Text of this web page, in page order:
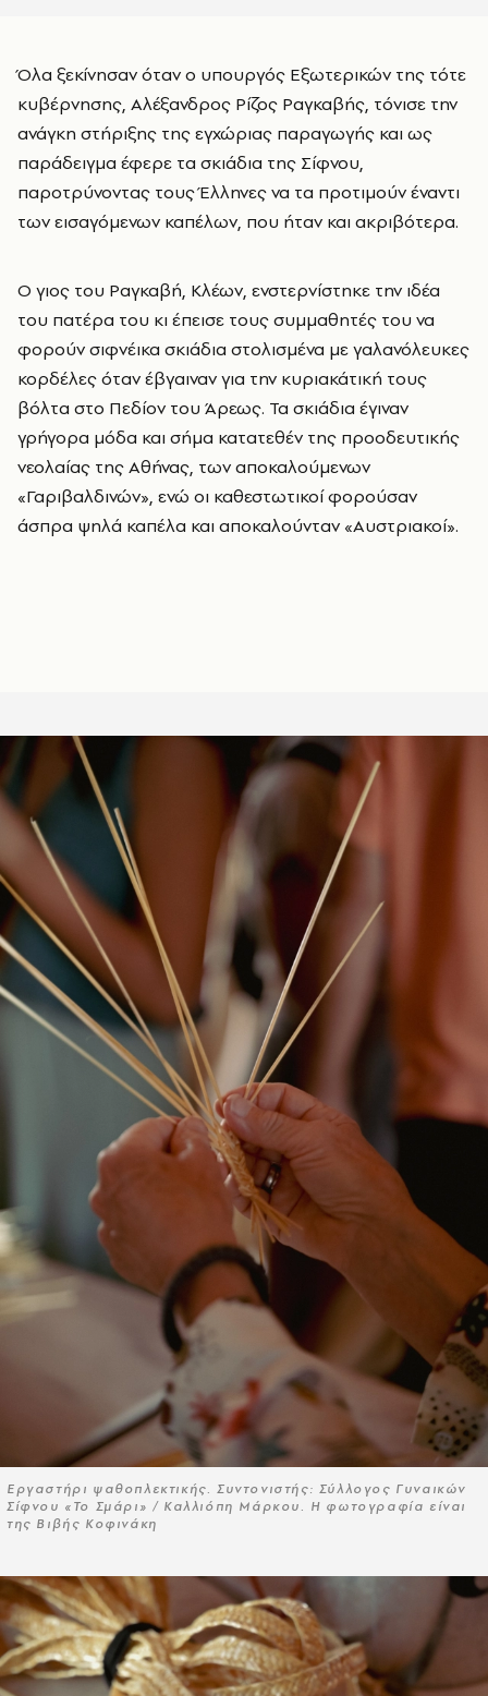
Όλα ξεκίνησαν όταν ο υπουργός Εξωτερικών της τότε
κυβέρνησης, Αλέξανδρος Ρίζος Ραγκαβής, τόνισε την
ανάγκη στήριξης της εγχώριας παραγωγής και ως
παράδειγμα έφερε τα σκιάδια της Σίφνου,
παροτρύνοντας τους Έλληνες να τα προτιμούν έναντι
των εισαγόμενων καπέλων, που ήταν και ακριβότερα.
Ο γιος του Ραγκαβή, Κλέων, ενστερνίστηκε την ιδέα
του πατέρα του κι έπεισε τους συμμαθητές του να
φορούν σιφνέικα σκιάδια στολισμένα με γαλανόλευκες
κορδέλες όταν έβγαιναν για την κυριακάτική τους
βόλτα στο Πεδίον του Άρεως. Τα σκιάδια έγιναν
γρήγορα μόδα και σήμα κατατεθέν της προοδευτικής
νεολαίας της Αθήνας, των αποκαλούμενων
«Γαριβαλδινών», ενώ οι καθεστωτικοί φορούσαν
άσπρα ψηλά καπέλα και αποκαλούνταν «Αυστριακοί».
Εργαστήρι ψαθοπλεκτικής. Συντονιστής: Σύλλογος Γυναικών
Σίφνου «Το Σμάρι» / Καλλιόπη Μάρκου. Η φωτογραφία είναι
της Βιβής Κοφινάκη